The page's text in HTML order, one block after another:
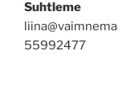
Suhtleme
55992477